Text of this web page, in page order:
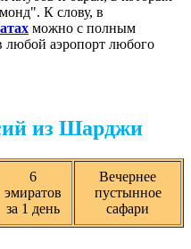
К слову, в
можно с полным
любой аэропорт любого
из Шарджи
6
эмиратов
за 1 день
Вечернее
пустынное
сафари